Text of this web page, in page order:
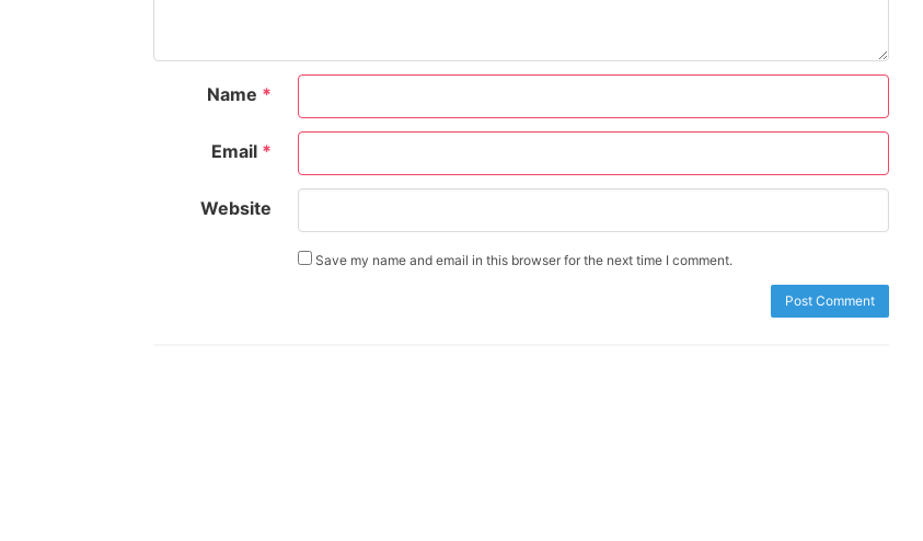
Name *
Email *
Website
Save my name and email in this browser for the next time I comment.